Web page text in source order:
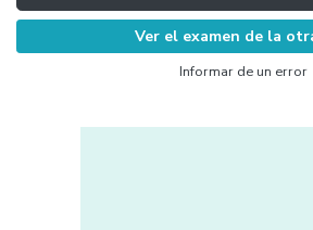
Ver el examen de la
Informar de un error